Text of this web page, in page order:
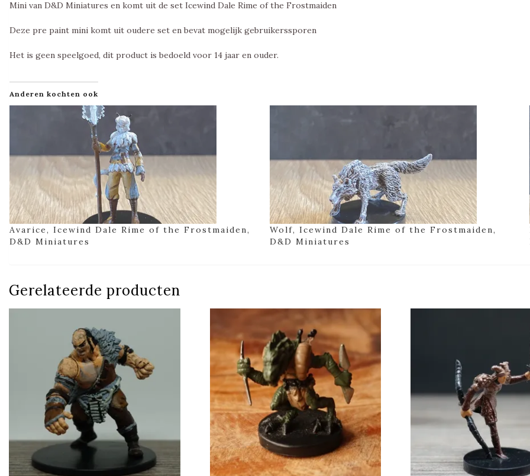
Mini van D&D Miniatures en komt uit de set Icewind Dale Rime of the Frostmaiden
Deze pre paint mini komt uit oudere set en bevat mogelijk gebruikerssporen
Het is geen speelgoed, dit product is bedoeld voor 14 jaar en ouder.
Anderen kochten ook
Avarice, Icewind Dale Rime of the Frostmaiden,
D&D Miniatures
Wolf, Icewind Dale Rime of the Frostmaiden,
D&D Miniatures
Gerelateerde producten